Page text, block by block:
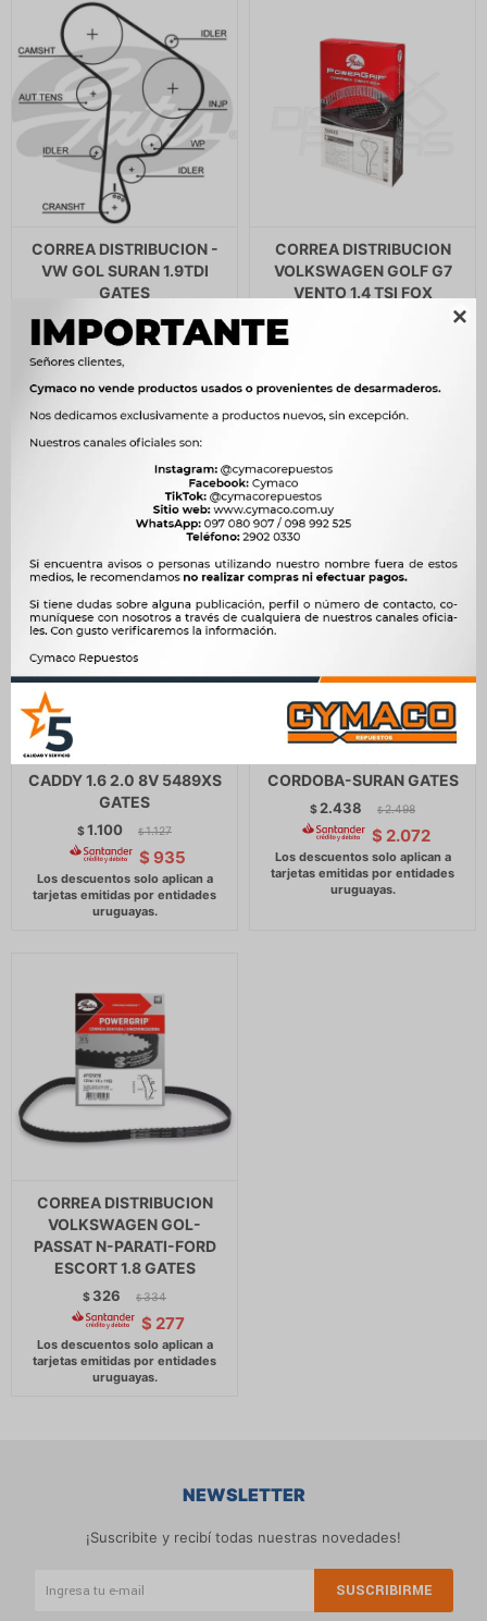

CORREA DISTRIBUCION -
VW GOL SURAN 1.9TDI
GATES
$1.853 $ 1.899
$1.575
CORREA DISTRIBUCION
VOLKSWAGEN GOLF G7
VENTO 1.4 TSI FOX
SAVEIRO CROSS 16V UP 14/
$1.224
CORREA DISTRIBUCION -
AUDI A3 BORA GOLF
CADDY 1.6 2.0 8V 5489XS
GATES
$1.100 $ 1.127
$ 935
CORREA DISTRIBUCION -
CORDOBA-SURAN GATES
$ 2.438 $ 2.498
$ 2.072
CORREA DISTRIBUCION
VOLKSWAGEN GOL-
PASSAT N-PARATI-FORD
ESCORT 1.8 GATES
$ 326 $ 334
$ 277
NEWSLETTER
¡Suscribite y recibí todas nuestras novedades!
SUSCRIBIRME